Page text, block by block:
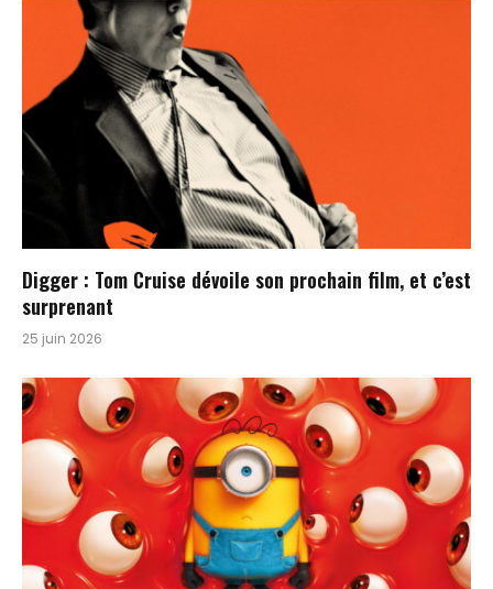
Digger : Tom Cruise dévoile son prochain film, et c’est
surprenant
25 juin 2026